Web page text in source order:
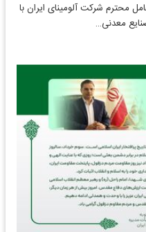
محترم شرکت آلومینای ایران با
معدنی…